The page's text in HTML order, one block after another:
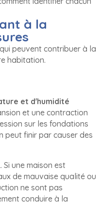
à la
peuvent contribuer à la
habitation.
et d'humidité
et une contraction
sur les fondations
peut finir par causer des
Si une maison est
de mauvaise qualité ou
ne sont pas
conduire à la